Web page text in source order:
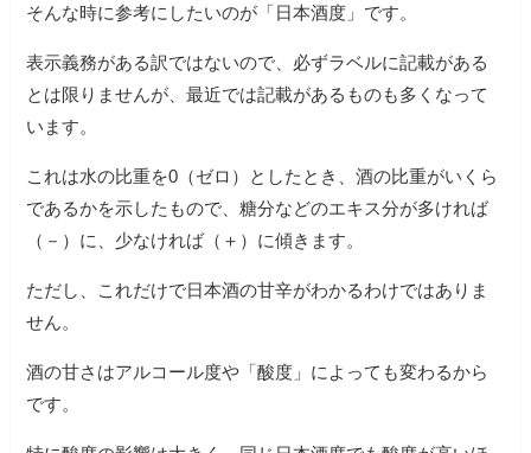
そんな時に参考にしたいのが「日本酒度」です。
表示義務がある訳ではないので、必ずラベルに記載がある
とは限りませんが、最近では記載があるものも多くなって
います。
これは水の比重を0（ゼロ）としたとき、酒の比重がいくら
であるかを示したもので、糖分などのエキス分が多ければ
（－）に、少なければ（＋）に傾きます。
ただし、これだけで日本酒の甘辛がわかるわけではありま
せん。
酒の甘さはアルコール度や「酸度」によっても変わるから
です。